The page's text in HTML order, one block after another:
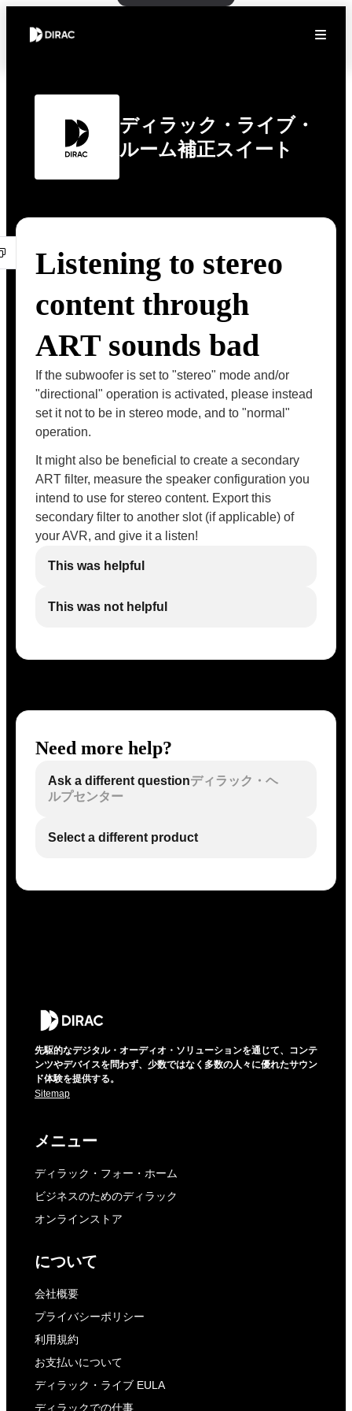
ディラック・ライブ・
ルーム補正スイート
Listening to stereo
content through
ART sounds bad
If the subwoofer is set to "stereo" mode and/or
"directional" operation is activated, please instead
set it not to be in stereo mode, and to "normal"
operation.
It might also be beneficial to create a secondary
ART filter, measure the speaker configuration you
intend to use for stereo content. Export this
secondary filter to another slot (if applicable) of
your AVR, and give it a listen!
This was helpful
This was not helpful
Need more help?
Ask a different questionディラック・ヘ
ルプセンター
Select a different product
先駆的なデジタル・オーディオ・ソリューションを通じて、コンテ
ンツやデバイスを問わず、少数ではなく多数の人々に優れたサウン
ド体験を提供する。
Sitemap
メニュー
ディラック・フォー・ホーム
ビジネスのためのディラック
オンラインストア
について
会社概要
プライバシーポリシー
利用規約
お支払いについて
ディラック・ライブ EULA
ディラックでの仕事